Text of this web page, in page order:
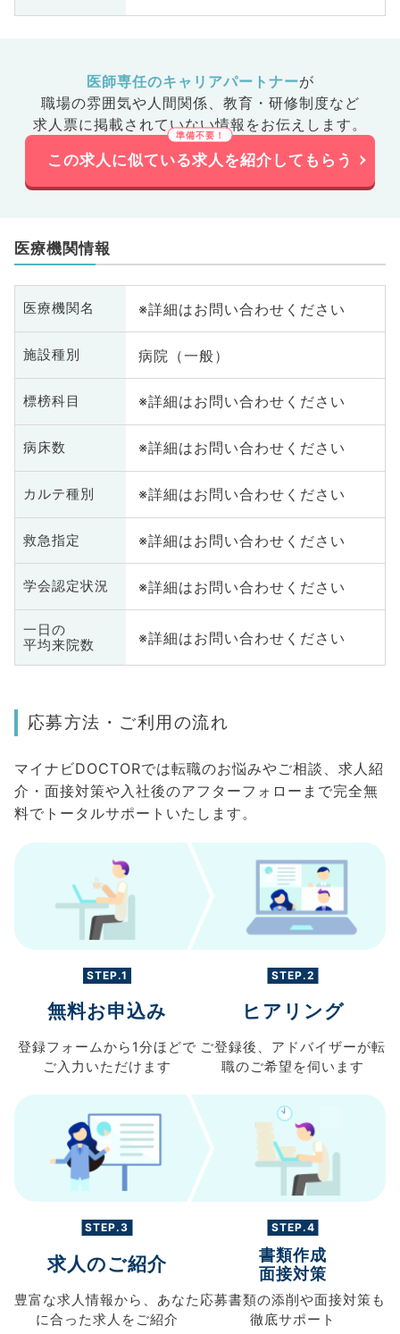
医師専任のキャリアパートナーが
職場の雰囲気や人間関係、 教育・研修制度など
求人票に掲載されていない情報をお伝えします。
この求人に似ている求人を紹介してもらう
医療機関情報
医療機関名 ※詳細はお問い合わせください
施設種別 病院（一般）
標榜科目 ※詳細はお問い合わせください
病床数 ※詳細はお問い合わせください
カルテ種別 ※詳細はお問い合わせください
救急指定 ※詳細はお問い合わせください
学会認定状況 ※詳細はお問い合わせください
一日の
平均来院数
※詳細はお問い合わせください
応募方法・ご利用の流れ
マイナビDOCTORでは転職のお悩みやご相談、求人紹
介・面接対策や入社後のアフターフォローまで完全無
料でトータルサポートいたします。
STEP.1
無料お申込み
登録フォームから 1分ほどで
ご入力 いただけます
STEP.2
ヒアリング
ご登録後、 アドバイザーが転
職のご希望を伺います
STEP.3
求人のご紹介
豊富な求人情報から、 あなた
に合った求人を ご紹介
STEP.4
書類作成
面接対策
応募書類の添削や面接対策も
徹底サポート